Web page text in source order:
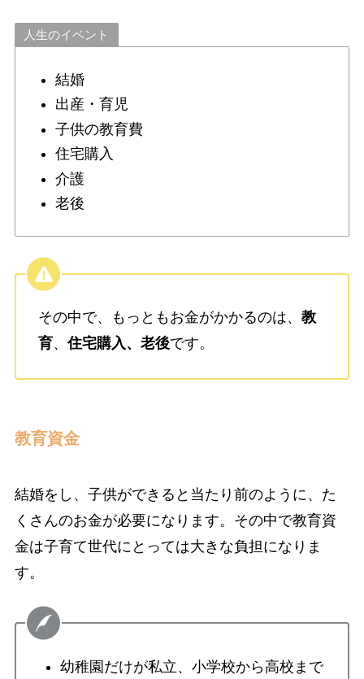
人生のイベント
結婚
出産・育児
子供の教育費
住宅購入
介護
老後
その中で、もっともお金がかかるのは、 教
育、住宅購入、 老後です。
教育資金
結婚をし、子供ができると当たり前のように、た
くさんのお金が必要になります。その中で教育資
金は子育て世代にとっては大きな負担になりま
す。
幼稚園だけが私立、小学校から高校まで